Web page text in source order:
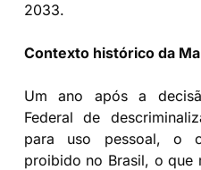
2033.
Contexto histórico da
Um ano após a
Federal de
para uso pessoal, o
proibido no Brasil, o que